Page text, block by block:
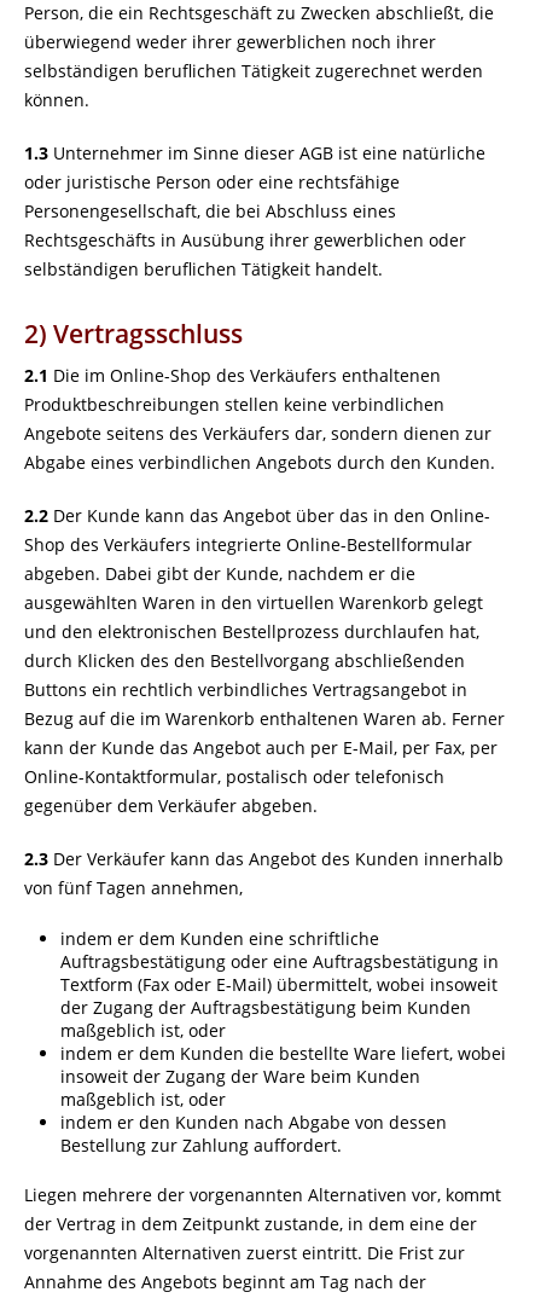
Person, die ein Rechtsgeschäft zu Zwecken abschließt, die
überwiegend weder ihrer gewerblichen noch ihrer
selbständigen beruflichen Tätigkeit zugerechnet werden
können.
1.3 Unternehmer im Sinne dieser AGB ist eine natürliche
oder juristische Person oder eine rechtsfähige
Personengesellschaft, die bei Abschluss eines
Rechtsgeschäfts in Ausübung ihrer gewerblichen oder
selbständigen beruflichen Tätigkeit handelt.
2) Vertragsschluss
2.1 Die im Online-Shop des Verkäufers enthaltenen
Produktbeschreibungen stellen keine verbindlichen
Angebote seitens des Verkäufers dar, sondern dienen zur
Abgabe eines verbindlichen Angebots durch den Kunden.
2.2 Der Kunde kann das Angebot über das in den Online-
Shop des Verkäufers integrierte Online-Bestellformular
abgeben. Dabei gibt der Kunde, nachdem er die
ausgewählten Waren in den virtuellen Warenkorb gelegt
und den elektronischen Bestellprozess durchlaufen hat,
durch Klicken des den Bestellvorgang abschließenden
Buttons ein rechtlich verbindliches Vertragsangebot in
Bezug auf die im Warenkorb enthaltenen Waren ab. Ferner
kann der Kunde das Angebot auch per E-Mail, per Fax, per
Online-Kontaktformular, postalisch oder telefonisch
gegenüber dem Verkäufer abgeben.
2.3 Der Verkäufer kann das Angebot des Kunden innerhalb
von fünf Tagen annehmen,
indem er dem Kunden eine schriftliche
Auftragsbestätigung oder eine Auftragsbestätigung in
Textform (Fax oder E-Mail) übermittelt, wobei insoweit
der Zugang der Auftragsbestätigung beim Kunden
maßgeblich ist, oder
indem er dem Kunden die bestellte Ware liefert, wobei
insoweit der Zugang der Ware beim Kunden
maßgeblich ist, oder
indem er den Kunden nach Abgabe von dessen
Bestellung zur Zahlung auffordert.
Liegen mehrere der vorgenannten Alternativen vor, kommt
der Vertrag in dem Zeitpunkt zustande, in dem eine der
vorgenannten Alternativen zuerst eintritt. Die Frist zur
Annahme des Angebots beginnt am Tag nach der